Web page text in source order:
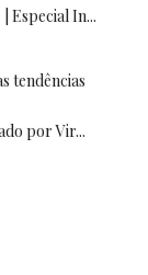
Especial In...
tendências
por Vir...